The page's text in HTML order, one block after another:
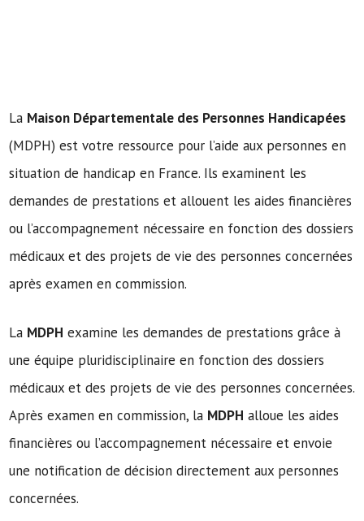
La Maison Départementale des Personnes Handicapées
(MDPH) est votre ressource pour l’aide aux personnes en
situation de handicap en France. Ils examinent les
demandes de prestations et allouent les aides financières
ou l’accompagnement nécessaire en fonction des dossiers
médicaux et des projets de vie des personnes concernées
après examen en commission.
La MDPH examine les demandes de prestations grâce à
une équipe pluridisciplinaire en fonction des dossiers
médicaux et des projets de vie des personnes concernées.
Après examen en commission, la MDPH alloue les aides
financières ou l’accompagnement nécessaire et envoie
une notification de décision directement aux personnes
concernées.